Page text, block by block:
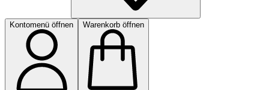
Kontomenü öffnen Warenkorb öffnen